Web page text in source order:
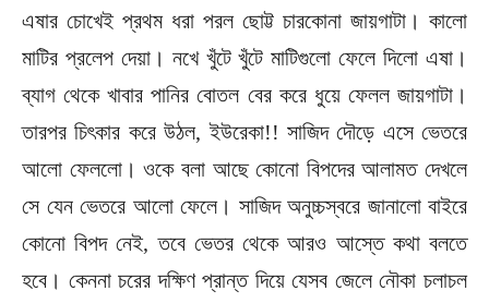
এষার চোখেই প্রথম ধরা পরল ছোট্ট চারকোনা জায়গাটা। কালো
মাটির প্রলেপ দেয়া। নখে খুঁটে খুঁটে মাটিগুলো ফেলে দিলো এষা।
ব্যাগ থেকে খাবার পানির বোতল বের করে ধুয়ে ফেলল জায়গাটা।
তারপর চিৎকার করে উঠল, ইউরেকা!! সাজিদ দৌড়ে এসে ভেতরে
আলো ফেললো। ওকে বলা আছে কোনো বিপদের আলামত দেখলে
সে যেন ভেতরে আলো ফেলে। সাজিদ অনুচ্চস্বরে জানালো বাইরে
কোনো বিপদ নেই, তবে ভেতর থেকে আরও আস্তে কথা বলতে
হবে। কেননা চরের দক্ষিণ প্রান্ত দিয়ে যেসব জেলে নৌকা চলাচল